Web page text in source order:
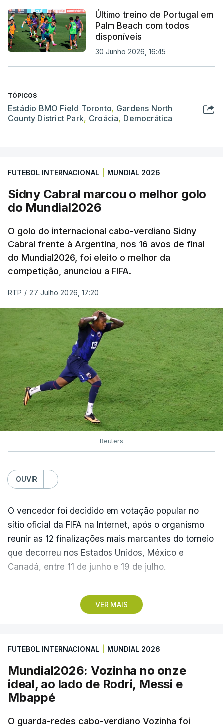
Último treino de Portugal em
Palm Beach com todos
disponíveis
30 Junho 2026, 16:45
TÓPICOS
Estádio BMO Field Toronto, Gardens North
County District Park, Croácia, Democrática
FUTEBOL INTERNACIONAL MUNDIAL 2026
Sidny Cabral marcou o melhor golo
do Mundial2026
O golo do internacional cabo-verdiano Sidny
Cabral frente à Argentina, nos 16 avos de final
do Mundial2026, foi eleito o melhor da
competição, anunciou a FIFA.
RTP / 27 Julho 2026, 17:20
Reuters
OUVIR
VER MAIS
O vencedor foi decidido em votação popular no
sítio oficial da FIFA na Internet, após o organismo
reunir as 12 finalizações mais marcantes do torneio
que decorreu nos Estados Unidos, México e
Canadá, entre 11 de junho e 19 de julho.
Lopes Cabral conquistou o prémio graças ao
remate de pé direito que colocou a bola no ângulo
“Foi simplesmente surreal”, disse à FIFA o jogador
dos turcos do Trabzonspor, recordando o momento
que fez Cabo Verde sonhar alto na sua primeira
participação numa fase final de um Mundial.
FUTEBOL INTERNACIONAL MUNDIAL 2026
Mundial2026: Vozinha no onze
ideal, ao lado de Rodri, Messi e
Mbappé
O guarda-redes cabo-verdiano Vozinha foi